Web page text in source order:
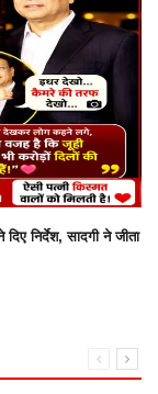
निर्देश, सादगी ने जीता